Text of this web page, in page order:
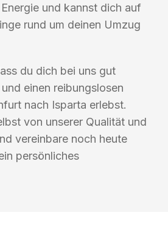
und kannst dich auf
rund um deinen Umzug
du dich bei uns gut
einen reibungslosen
nach Isparta erlebst.
von unserer Qualität und
vereinbare noch heute
persönliches